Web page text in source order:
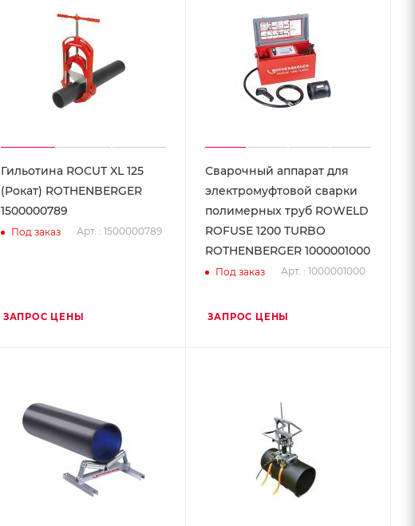
Гильотина ROCUT XL 125
(Рокат) ROTHENBERGER
1500000789
Под заказ Арт. : 1500000789
ЗАПРОС ЦЕНЫ
Сварочный аппарат для
электромуфтовой сварки
полимерных труб ROWELD
ROFUSE 1200 TURBO
ROTHENBERGER 1000001000
Под заказ Арт. : 1000001000
ЗАПРОС ЦЕНЫ